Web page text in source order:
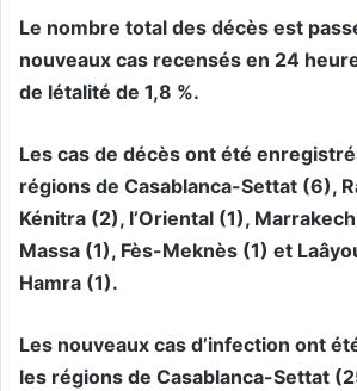
Le nombre total des décès est
nouveaux cas recensés en 24
de létalité de 1,8 %.
Les cas de décès ont été
régions de Casablanca-Settat (6),
Kénitra (2), l’Oriental (1),
Massa (1), Fès-Meknès (1) et
Hamra (1).
Les nouveaux cas d’infection ont
les régions de Casablanca-Settat